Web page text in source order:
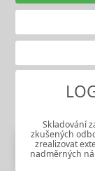
Skladování
zkušených
zrealizovat
nadměrných